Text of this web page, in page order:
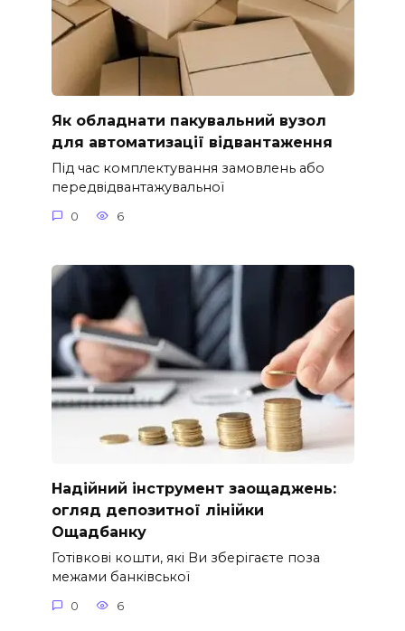
Як обладнати пакувальний вузол
для автоматизації відвантаження
Під час комплектування замовлень або
передвідвантажувальної
0 6
Надійний інструмент заощаджень:
огляд депозитної лінійки
Ощадбанку
Готівкові кошти, які Ви зберігаєте поза
межами банківської
0 6